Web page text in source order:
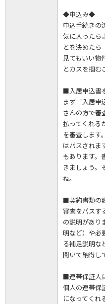
◆申込み◆
申込手続きの
気に入ったら
とを決めたら
見てもいい物
とカスを掴む
■入居申込書
まず「入居申
さんの方で審
払ってくれる
を審査します
はパスされま
もあります。
きましょう。
ね。
■契約書類の
審査をパスす
の説明があり
明など）や必
る補足説明な
聞いて納得し
■連帯保証人
個人の連帯保
になってくれ